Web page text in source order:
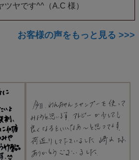
ヤです^^（A.C 様）
お客様の声をもっと見る >>>